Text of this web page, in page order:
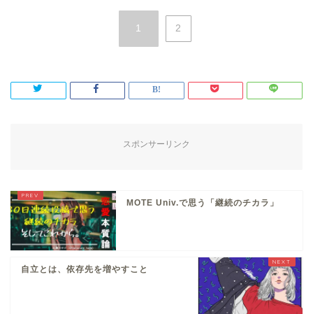
1 2
スポンサーリンク
MOTE Univ.で思う「継続のチカラ」
自立とは、依存先を増やすこと